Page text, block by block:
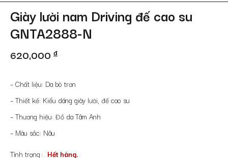
Giày lười nam Driving đế cao su
GNTA2888-N
620,000 đ
– Chất liệu: Da bò trơn
– Thiết kế: Kiểu dáng giày lười, đế cao su
– Thương hiệu: Đồ da Tâm Anh
– Màu sắc: Nâu
Tình trạng
Hết hàng.